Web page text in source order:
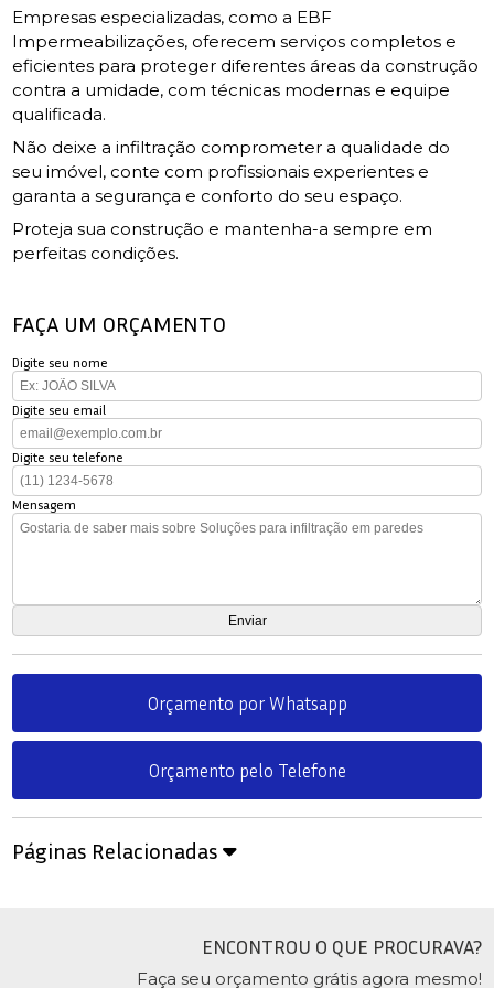
Empresas especializadas, como a EBF
Impermeabilizações, oferecem serviços completos e
eficientes para proteger diferentes áreas da construção
contra a umidade, com técnicas modernas e equipe
qualificada.
Não deixe a infiltração comprometer a qualidade do
seu imóvel, conte com profissionais experientes e
garanta a segurança e conforto do seu espaço.
Proteja sua construção e mantenha-a sempre em
perfeitas condições.
FAÇA UM ORÇAMENTO
Digite seu nome
Digite seu email
Digite seu telefone
Mensagem
Orçamento por Whatsapp
Orçamento pelo Telefone
Páginas Relacionadas
ENCONTROU O QUE PROCURAVA?
Faça seu orçamento grátis agora mesmo!